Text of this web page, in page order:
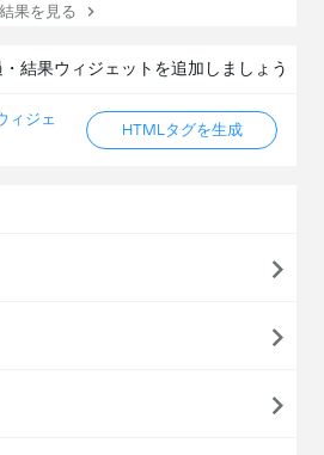
果を見る
結果ウィジェットを追加しましょう
ィジェ
HTMLタグを生成